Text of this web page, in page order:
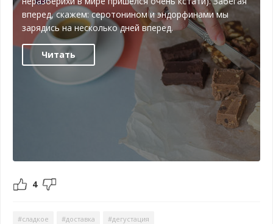
вперед, скажем: серотонином и эндорфинами мы
зарядись на несколько дней вперед.
Читать
4
#сладкое #доставка #дегустация